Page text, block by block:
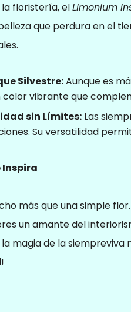
floristería, elLimonium
que perdura en el
Silvestre:Aunque es
vibrante que
sin Límites: Las
Su versatilidad
Inspira
más que una simple
un amante del
magia de la